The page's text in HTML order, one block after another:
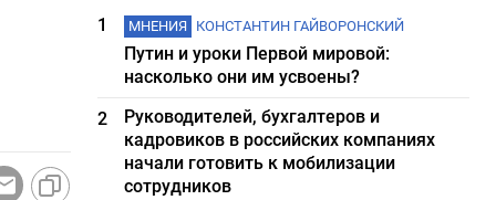
1 МНЕНИЯ КОНСТАНТИН ГАЙВОРОНСКИЙ
Путин и уроки Первой мировой:
насколько они им усвоены?
2
Руководителей, бухгалтеров и
кадровиков в российских компаниях
начали готовить к мобилизации
сотрудников